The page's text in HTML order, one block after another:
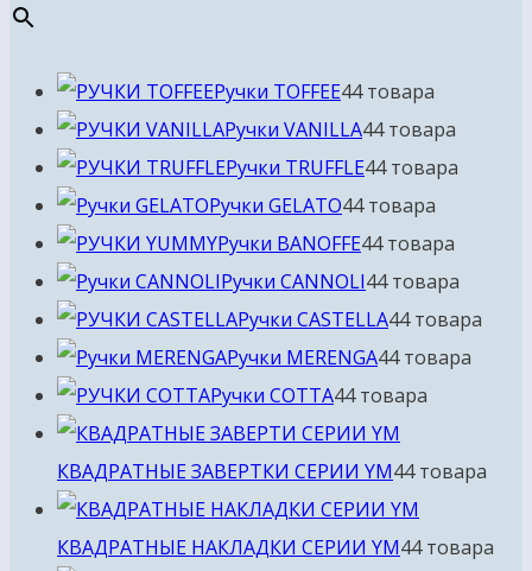
Ручки TOFFEE44 товара
Ручки VANILLA44 товара
Ручки TRUFFLE44 товара
Ручки GELATO44 товара
Ручки BANOFFE44 товара
Ручки CANNOLI44 товара
Ручки CASTELLA44 товара
Ручки MERENGA44 товара
Ручки COTTA44 товара
КВАДРАТНЫЕ ЗАВЕРТКИ СЕРИИ YM44 товара
КВАДРАТНЫЕ НАКЛАДКИ СЕРИИ YM44 товара